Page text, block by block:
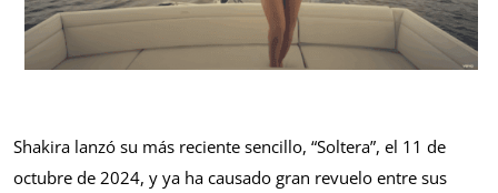
Shakira lanzó su más reciente sencillo, “Soltera”, el 11 de
octubre de 2024, y ya ha causado gran revuelo entre sus